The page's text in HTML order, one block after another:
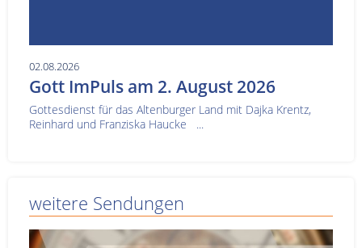
02.08.2026
Gott ImPuls am 2. August 2026
Gottesdienst für das Altenburger Land mit Dajka Krentz,
Reinhard und Franziska Haucke ...
weitere Sendungen